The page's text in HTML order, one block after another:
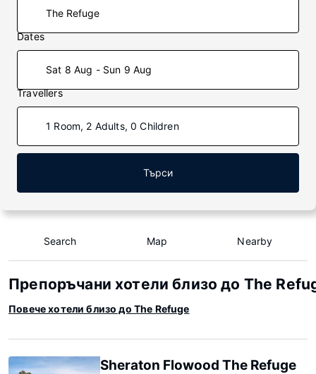
Dates
Sat 8 Aug - Sun 9 Aug
Travellers
1 Room, 2 Adults, 0 Children
Търси
Search Map Nearby
Препоръчани хотели близо до The
Повече хотели близо до The Refuge
Sheraton Flowood The Refuge